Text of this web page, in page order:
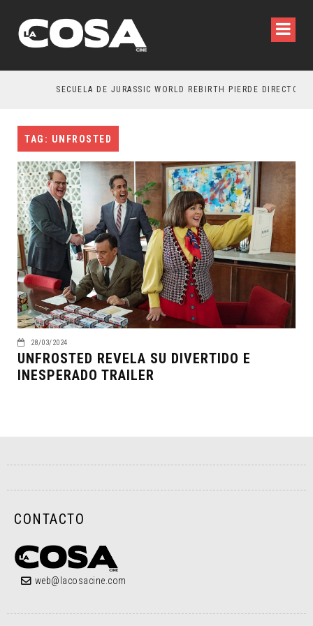
SECUELA DE JURASSIC WORLD REBIRTH PIERDE DIRECTOR
TAG: UNFROSTED
28/03/2024
UNFROSTED REVELA SU DIVERTIDO E
INESPERADO TRAILER
CONTACTO
web@lacosacine.com